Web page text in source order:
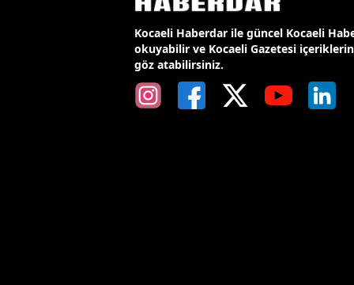
Kocaeli Haberdar ile güncel Kocaeli
okuyabilir ve Kocaeli Gazetesi
göz atabilirsiniz.